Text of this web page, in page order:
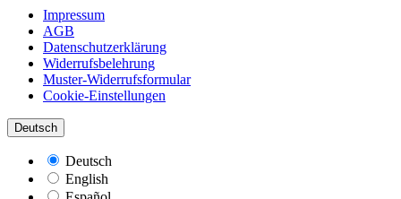
Impressum
AGB
Datenschutzerklärung
Widerrufsbelehrung
Muster-Widerrufsformular
Cookie-Einstellungen
Deutsch
Deutsch
English